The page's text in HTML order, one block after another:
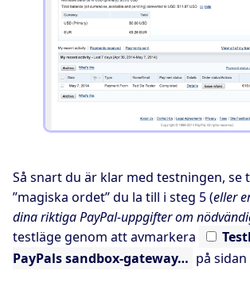
Så snart du är klar med testningen, se
”magiska ordet” du la till i steg 5 (eller
dina riktiga PayPal-uppgifter om
testläge genom att avmarkera
PayPals sandbox-gateway… på sidan